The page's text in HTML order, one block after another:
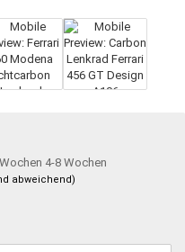
4-8 Wochen
abweichend)